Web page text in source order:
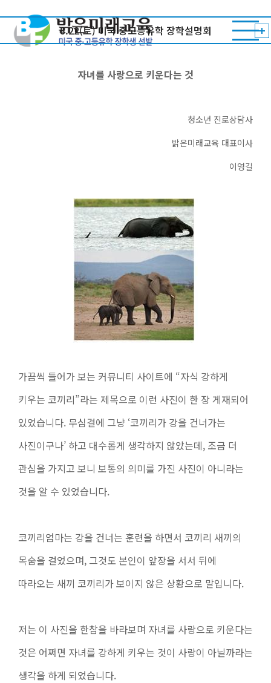
8.22(토) 미국 중고등유학 장학설명회
[이영길] 자녀교육칼럼 1 - 자녀를 사랑으로
키운다는 것
자녀를 사랑으로 키운다는 것
청소년 진로상담사
밝은미래교육 대표이사
이영길
가끔씩 들어가 보는 커뮤니티 사이트에 “자식 강하게
키우는 코끼리”라는 제목으로 이런 사진이 한 장 게재되어
있었습니다. 무심결에 그냥 ‘코끼리가 강을 건너가는
사진이구나’ 하고 대수롭게 생각하지 않았는데, 조금 더
관심을 가지고 보니 보통의 의미를 가진 사진이 아니라는
것을 알 수 있었습니다.
코끼리엄마는 강을 건너는 훈련을 하면서 코끼리 새끼의
목숨을 걸었으며, 그것도 본인이 앞장을 서서 뒤에
따라오는 새끼 코끼리가 보이지 않은 상황으로 말입니다.
저는 이 사진을 한참을 바라보며 자녀를 사랑으로 키운다는
것은 어쩌면 자녀를 강하게 키우는 것이 사랑이 아닐까라는
생각을 하게 되었습니다.